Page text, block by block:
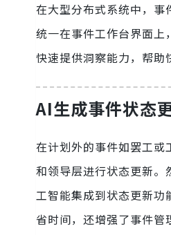
在大型分布式系统中，
统一在事件工作台界面
快速提供洞察能力，帮助
AI生成事件状态
在计划外的事件如罢工
和领导层进行状态更新
工智能集成到状态更新
省时间，还增强了事件管